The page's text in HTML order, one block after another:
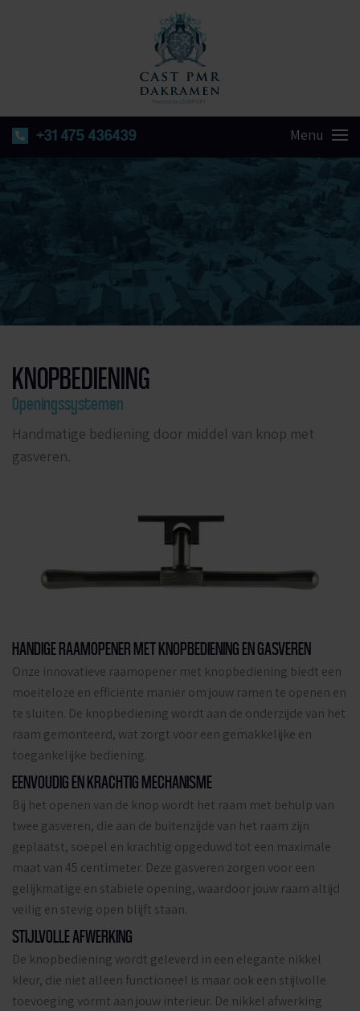
+31 475 436439
KNOPBEDIENING
Openingssystemen
Handmatige bediening door middel van knop met
gasveren.
HANDIGE RAAMOPENER MET KNOPBEDIENING EN GASVEREN
Onze innovatieve raamopener met knopbediening biedt een
moeiteloze en efficiënte manier om jouw ramen te openen en
te sluiten. De knopbediening wordt aan de onderzijde van het
raam gemonteerd, wat zorgt voor een gemakkelijke en
toegankelijke bediening.
EENVOUDIG EN KRACHTIG MECHANISME
Bij het openen van de knop wordt het raam met behulp van
twee gasveren, die aan de buitenzijde van het raam zijn
geplaatst, soepel en krachtig opgeduwd tot een maximale
maat van 45 centimeter. Deze gasveren zorgen voor een
gelijkmatige en stabiele opening, waardoor jouw raam altijd
veilig en stevig open blijft staan.
STIJLVOLLE AFWERKING
De knopbediening wordt geleverd in een elegante nikkel
kleur, die niet alleen functioneel is maar ook een stijlvolle
toevoeging vormt aan jouw interieur. De nikkel afwerking